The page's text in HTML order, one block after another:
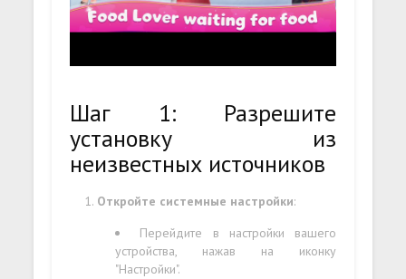
Шаг 1: Разрешите
установку из
неизвестных источников
Откройте системные настройки:
Перейдите в настройки вашего
устройства, нажав на иконку
"Настройки".